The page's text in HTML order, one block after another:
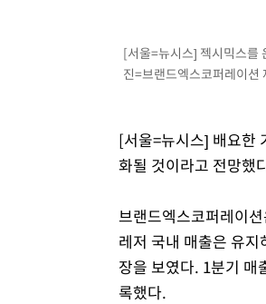
[서울=뉴시스] 젝시믹스를
진=브랜드엑스코퍼레이션
[서울=뉴시스] 배요한
화될 것이라고 전망했
브랜드엑스코퍼레이
레저 국내 매출은 유
장을 보였다. 1분기 매
록했다.